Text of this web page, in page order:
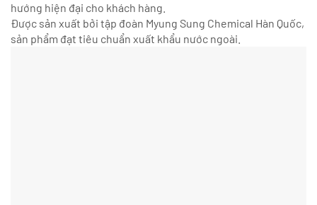
hướng hiện đại cho khách hàng.
Được sản xuất bởi tập đoàn Myung Sung Chemical Hàn Quốc,
sản phẩm đạt tiêu chuẩn xuất khẩu nước ngoài.